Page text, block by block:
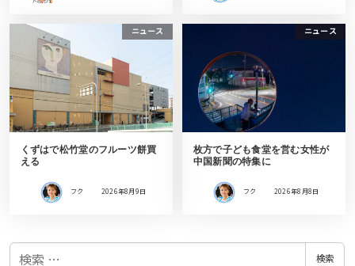
ニュース
くずはで松竹堂のフルーツ餅買
える
フク 2026年8月9日
ニュース
枚方で子ども食堂を営む女性が
中国新聞の特集に
フク 2026年8月8日
検
検索